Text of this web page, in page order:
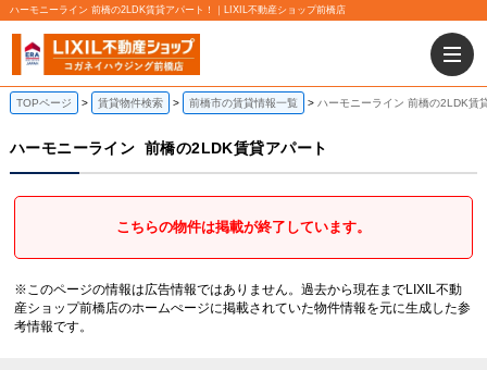
ハーモニーライン 前橋の2LDK賃貸アパート！｜LIXIL不動産ショップ前橋店
TOPページ 賃貸物件検索 前橋市の賃貸情報一覧 ハーモニーライン 前橋の2LDK賃
ハーモニーライン 前橋の2LDK賃貸アパート
こちらの物件は掲載が終了しています。
※このページの情報は広告情報ではありません。過去から現在までLIXIL不動
産ショップ前橋店のホームぺージに掲載されていた物件情報を元に生成した参
考情報です。